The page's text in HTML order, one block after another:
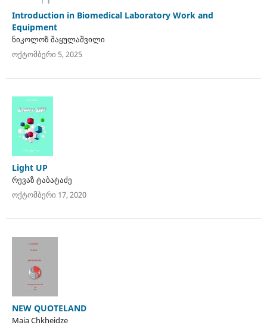
Introduction in Biomedical Laboratory Work and
Equipment
ნიკოლოზ შაყულაშვილი
ოქტომბერი 5, 2025
Light UP
რევაზ ტაბატაძე
ოქტომბერი 17, 2020
NEW QUOTELAND
Maia Chkheidze